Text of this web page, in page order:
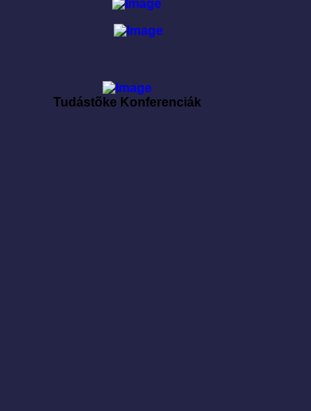
Tudástõke Konferenciák